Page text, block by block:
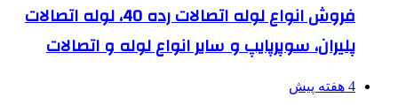
فروش انواع لوله اتصالات رده 40، لوله اتصالات
پلیران، سوپرپایپ و سایر انواع لوله و اتصالات
4 هفته پیش